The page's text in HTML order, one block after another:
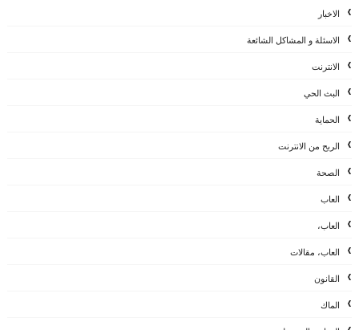
الاخبار
الاسئلة و المشاكل الشائعة
الانترنت
البث الحي
الحماية
الربح من الانترنت
الصحة
العاب
العاب،
العاب، مقالات
القانون
الماك